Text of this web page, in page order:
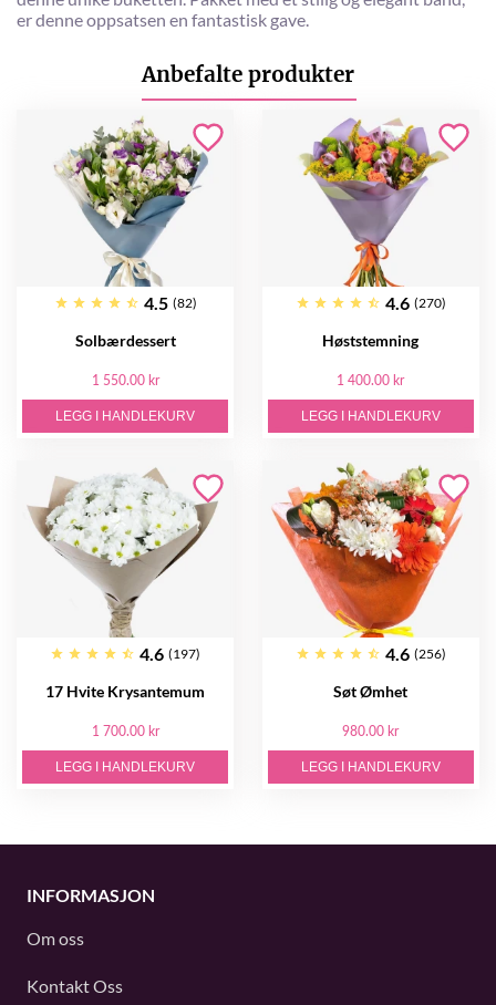
er denne oppsatsen en fantastisk gave.
Anbefalte produkter
4.5 (82)
Solbærdessert
1 550.00 kr
LEGG I HANDLEKURV
4.6 (270)
Høststemning
1 400.00 kr
LEGG I HANDLEKURV
4.6 (197)
17 Hvite Krysantemum
1 700.00 kr
LEGG I HANDLEKURV
4.6 (256)
Søt Ømhet
980.00 kr
LEGG I HANDLEKURV
INFORMASJON
Om oss
Kontakt Oss